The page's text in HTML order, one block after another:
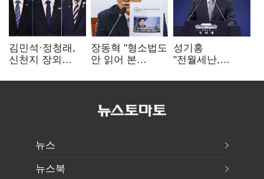
김민석·정청래,
신천지 장외
"호남 계몽 규탄"
장동혁 "형소법도
안 읽어 본
속도로 무너질
성기홍
"전월세난,
공급 문제"…닥공
뉴스
뉴스북